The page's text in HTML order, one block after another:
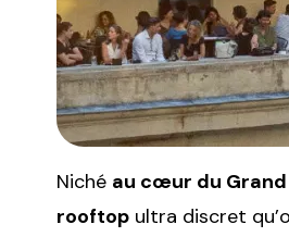
Niché au cœur du
rooftop ultra discret